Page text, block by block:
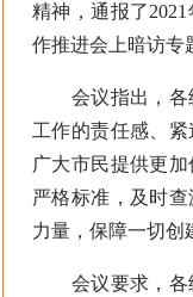
精神，通报了
作推进会上暗访专
会议指出，各级
工作的责任感、
广大市民提供更
严格标准，及时
力量，保障一切创
会议要求，各级